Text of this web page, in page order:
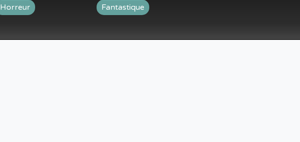
Horreur Fantastique